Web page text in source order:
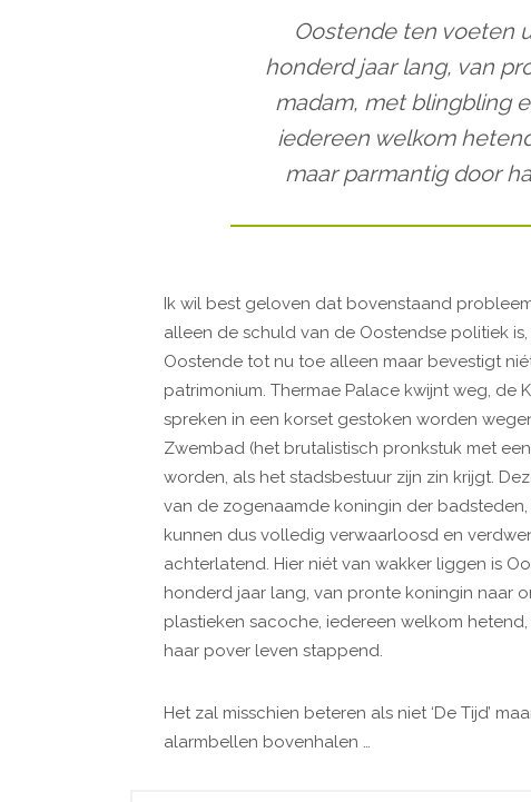
Oostende ten voeten
honderd jaar lang, van
madam, met blingbling
iedereen welkom
maar parmantig door
Ik wil best geloven dat bovenstaand
alleen de schuld van de Oostendse politiek
Oostende tot nu toe alleen maar bevestigt
patrimonium. Thermae Palace kwijnt weg, de
spreken in een korset gestoken worden
Zwembad (het brutalistisch pronkstuk met
worden, als het stadsbestuur zijn zin krijgt.
van de zogenaamde koningin der
kunnen dus volledig verwaarloosd en
achterlatend. Hier niét van wakker liggen is
honderd jaar lang, van pronte koningin naar
plastieken sacoche, iedereen welkom
haar pover leven stappend.
Het zal misschien beteren als niet ‘De Tijd’
alarmbellen bovenhalen …